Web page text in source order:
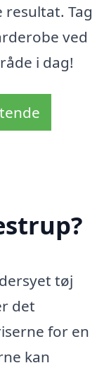
Tag
ved
i dag!
tøj
det
for en
kan